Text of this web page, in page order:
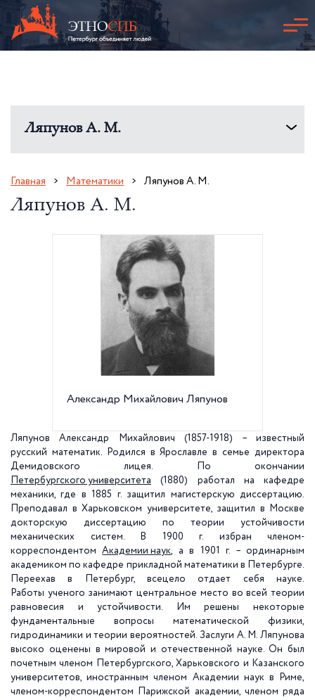
Ляпунов А. М.
Главная Математики Ляпунов А. М.
Ляпунов А. М.
Александр Михайлович Ляпунов
Ляпунов Александр Михайлович (1857-1918) – известный
русский математик. Родился в Ярославле в семье директора
Демидовского лицея. По окончании
Петербургского университета (1880) работал на кафедре
механики, где в 1885 г. защитил магистерскую диссертацию.
Преподавал в Харьковском университете, защитил в Москве
докторскую диссертацию по теории устойчивости
механических систем. В 1900 г. избран членом-
корреспондентомАкадемии наук, а в 1901 г. – ординарным
академиком по кафедре прикладной математики в Петербурге.
Переехав в Петербург, всецело отдает себя науке.
Работы ученого занимают центральное место во всей теории
равновесия и устойчивости. Им решены некоторые
фундаментальные вопросы математической физики,
гидродинамики и теории вероятностей. Заслуги А. М. Ляпунова
высоко оценены в мировой и отечественной науке. Он был
почетным членом Петербургского, Харьковского и Казанского
университетов, иностранным членом Академии наук в Риме,
членом-корреспондентом Парижской академии, членом ряда